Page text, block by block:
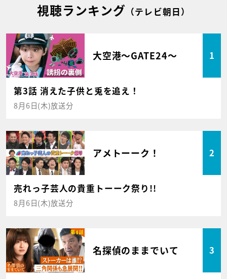
視聴ランキング （テレビ朝日）
大空港～GATE24～ 1
第3話 消えた子供と兎を追え！
8月6日(木)放送分
アメトーーク！ 2
売れっ子芸人の貴重トーーク祭り!!
8月6日(木)放送分
名探偵のままでいて 3